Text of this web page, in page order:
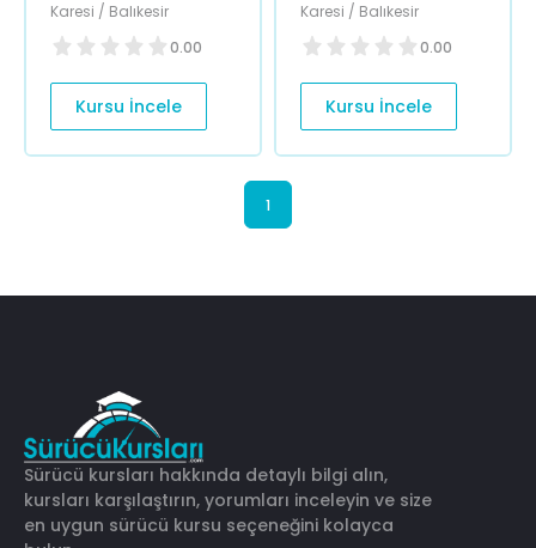
Karesi / Balıkesir
0.00
Kursu İncele
Karesi / Balıkesir
0.00
Kursu İncele
1
Sürücü kursları hakkında detaylı bilgi alın,
kursları karşılaştırın, yorumları inceleyin ve size
en uygun sürücü kursu seçeneğini kolayca